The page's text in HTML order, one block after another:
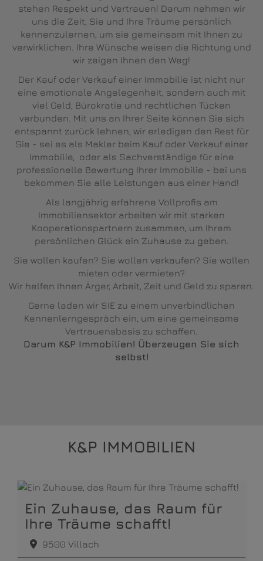
stehen Respekt und Vertrauen! Darum nehmen wir
uns die Zeit, Sie und Ihre Träume persönlich
kennenzulernen, um sie gemeinsam mit Ihnen zu
verwirklichen. Ihre Wünsche weisen die Richtung und
wir zeigen Ihnen den Weg!
Der Kauf oder Verkauf einer Immobilie ist nicht nur
eine emotionale Angelegenheit, sondern auch mit
viel Geld, Bürokratie und rechtlichen Tücken
verbunden. Mit uns an Ihrer Seite können Sie sich
entspannt zurück lehnen, wir erledigen den Rest für
Sie - sei es als Makler beim Kauf oder Verkauf einer
Immobilie, oder als Sachverständige für eine
professionelle Bewertung Ihrer Immobilie - bei uns
bekommen Sie alle Leistungen aus einer Hand!
Als langjährig erfahrene Vollprofis am
Immobiliensektor arbeiten wir mit starken
Kooperationspartnern zusammen, um Ihrem
persönlichen Glück ein Zuhause zu geben.
Sie wollen kaufen? Sie wollen verkaufen? Sie wollen
mieten oder vermieten?
Wir helfen Ihnen Ärger, Arbeit, Zeit und Geld zu sparen.
Gerne laden wir SIE zu einem unverbindlichen
Kennenlerngespräch ein, um eine gemeinsame
Vertrauensbasis zu schaffen.
Darum K&P Immobilien! Überzeugen Sie sich
selbst!
K&P IMMOBILIEN
Ein Zuhause, das Raum für
Ihre Träume schafft!
9500 Villach